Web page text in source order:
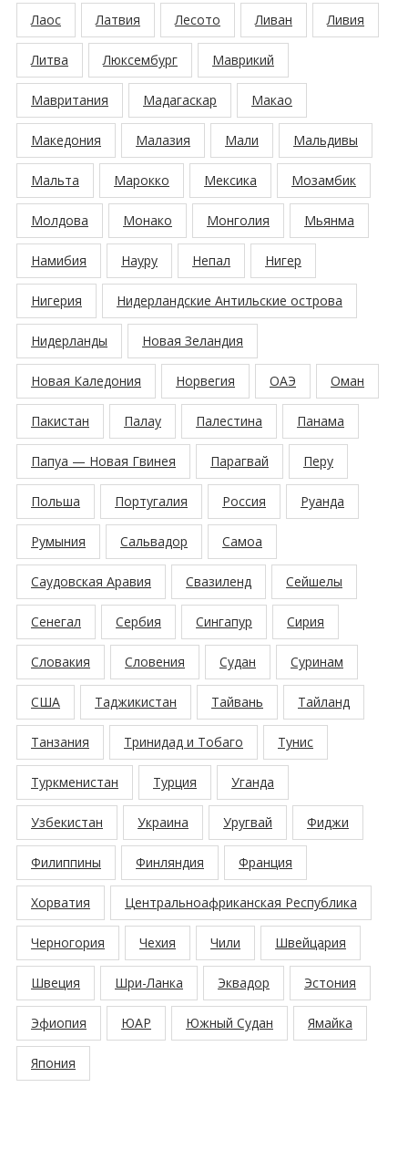
Лаос Латвия Лесото Ливан Ливия
Литва Люксембург Маврикий
Мавритания Мадагаскар Макао
Македония Малазия Мали Мальдивы
Мальта Марокко Мексика Мозамбик
Молдова Монако Монголия Мьянма
Намибия Науру Непал Нигер
Нигерия Нидерландские Антильские острова
Нидерланды Новая Зеландия
Новая Каледония Норвегия ОАЭ Оман
Пакистан Палау Палестина Панама
Папуа — Новая Гвинея Парагвай Перу
Польша Португалия Россия Руанда
Румыния Сальвадор Самоа
Саудовская Аравия Свазиленд Сейшелы
Сенегал Сербия Сингапур Сирия
Словакия Словения Судан Суринам
США Таджикистан Тайвань Тайланд
Танзания Тринидад и Тобаго Тунис
Туркменистан Турция Уганда
Узбекистан Украина Уругвай Фиджи
Филиппины Финляндия Франция
Хорватия Центральноафриканская Республика
Черногория Чехия Чили Швейцария
Швеция Шри-Ланка Эквадор Эстония
Эфиопия ЮАР Южный Судан Ямайка
Япония